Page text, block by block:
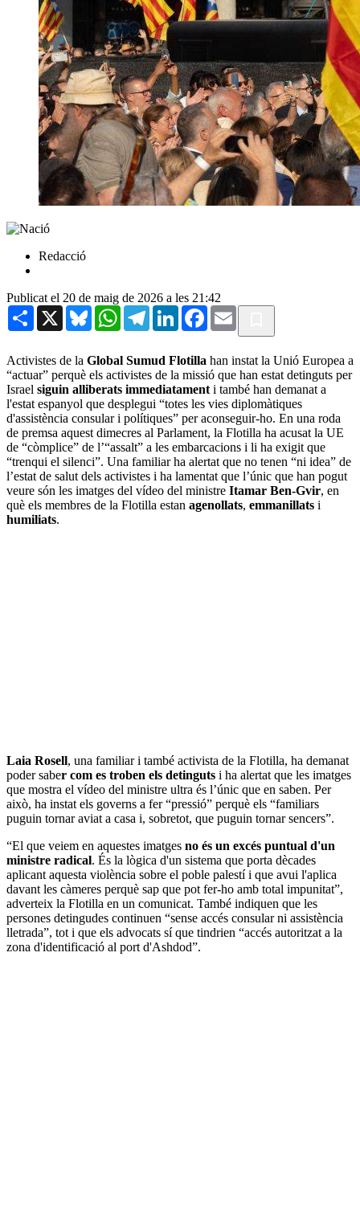
Redacció
Publicat el 20 de maig de 2026 a les 21:42
Share X BlueskyWhatsAppTelegramLinkedInFacebook
Email
Activistes de la Global Sumud Flotilla han instat la Unió Europea a
“actuar” perquè els activistes de la missió que han estat detinguts per
Israel siguin alliberats immediatament i també han demanat a
l'estat espanyol que desplegui “totes les vies diplomàtiques
d'assistència consular i polítiques” per aconseguir-ho. En una roda
de premsa aquest dimecres al Parlament, la Flotilla ha acusat la UE
de “còmplice” de l’“assalt” a les embarcacions i li ha exigit que
“trenqui el silenci”. Una familiar ha alertat que no tenen “ni idea” de
l’estat de salut dels activistes i ha lamentat que l’únic que han pogut
veure són les imatges del vídeo del ministre Itamar Ben-Gvir, en
què els membres de la Flotilla estan agenollats, emmanillats i
humiliats.
Laia Rosell, una familiar i també activista de la Flotilla, ha demanat
poder saber com es troben els detinguts i ha alertat que les imatges
que mostra el vídeo del ministre ultra és l’únic que en saben. Per
això, ha instat els governs a fer “pressió” perquè els “familiars
puguin tornar aviat a casa i, sobretot, que puguin tornar sencers”.
“El que veiem en aquestes imatges no és un excés puntual d'un
ministre radical. És la lògica d'un sistema que porta dècades
aplicant aquesta violència sobre el poble palestí i que avui l'aplica
davant les càmeres perquè sap que pot fer-ho amb total impunitat”,
adverteix la Flotilla en un comunicat. També indiquen que les
persones detingudes continuen “sense accés consular ni assistència
lletrada”, tot i que els advocats sí que tindrien “accés autoritzat a la
zona d'identificació al port d'Ashdod”.